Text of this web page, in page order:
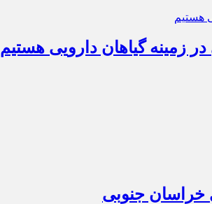
زمینه گیاهان دارویی هستیم
خراسان جنوبی